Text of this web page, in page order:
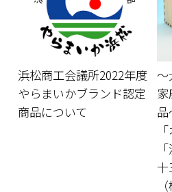
浜松商工会議所2022年度
やらまいかブランド認定
商品について